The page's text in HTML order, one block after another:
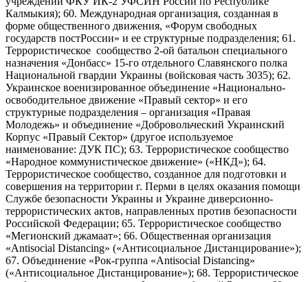
Калмыкия); 60. Международная организация, созданная в
форме общественного движения, «Форум свободных
государств постРоссии» и ее структурные подразделения; 61.
Террористическое сообщество 2-ой батальон специального
назначения «Донбасс» 15-го отдельного Славянского полка
Национальной гвардии Украины (войсковая часть 3035); 62.
Украинское военизированное объединение «Национально-
освободительное движение «Правый сектор» и его
структурные подразделения – организация «Правая
Молодежь» и объединение «Добровольческий Украинский
Корпус «Правый Сектор» (другое используемое
наименование: ДУК ПС); 63. Террористическое сообщество
«Народное коммунистическое движение» («НКД»); 64.
Террористическое сообщество, созданное для подготовки и
совершения на территории г. Перми в целях оказания помощи
Службе безопасности Украины и Украине диверсионно-
террористических актов, направленных против безопасности
Российской Федерации; 65. Террористическое сообщество
«Мегионский джамаат»; 66. Общественная организация
«Antisocial Distancing» («Антисоциальное Дистанцирование»);
67. Объединение «Рок-группа «Antisocial Distancing»
(«Антисоциальное Дистанцирование»); 68. Террористическое